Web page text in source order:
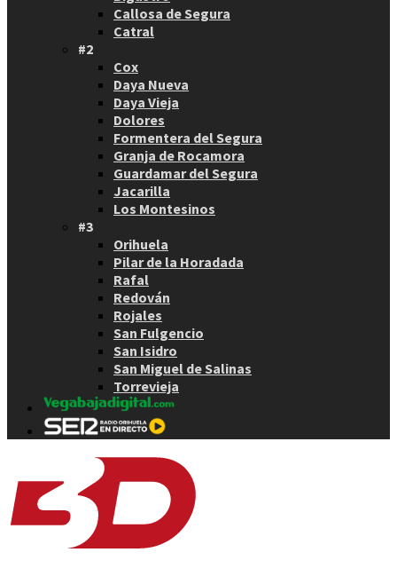
Callosa de Segura
Catral
#2
Cox
Daya Nueva
Daya Vieja
Dolores
Formentera del Segura
Granja de Rocamora
Guardamar del Segura
Jacarilla
Los Montesinos
#3
Orihuela
Pilar de la Horadada
Rafal
Redován
Rojales
San Fulgencio
San Isidro
San Miguel de Salinas
Torrevieja